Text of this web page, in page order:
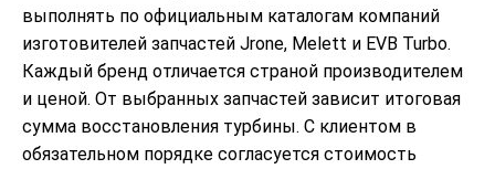
выполнять по официальным каталогам компаний
изготовителей запчастей Jrone, Melett и EVB Turbo.
Каждый бренд отличается страной производителем
и ценой. От выбранных запчастей зависит итоговая
сумма восстановления турбины. С клиентом в
обязательном порядке согласуется стоимость